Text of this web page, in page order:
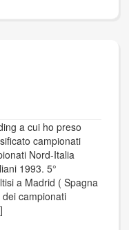
a cui ho preso
campionati
Nord-Italia
1993. 5°
a Madrid ( Spagna
campionati